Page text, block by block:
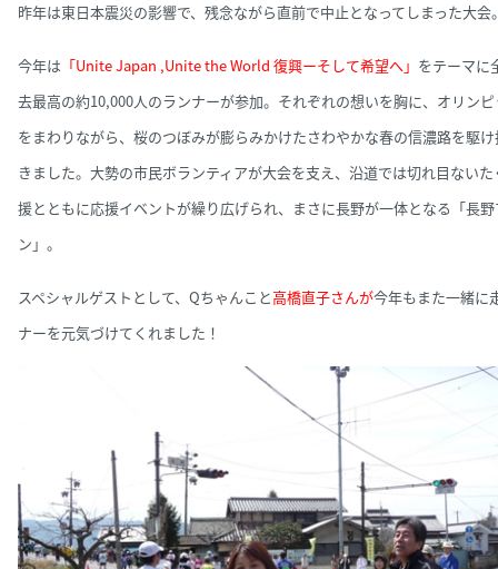
昨年は東日本震災の影響で、残念ながら直前で中止となってしまった大会
今年は 「Unite Japan ,Unite the World 復興ーそして希望へ」 をテーマに
去最高の約10,000人のランナーが参加。 それぞれの想いを胸に、オリン
をまわりながら、桜のつぼみが膨らみかけたさわやかな春の信濃路を駆
きました。大勢の市民ボランティアが大会を支え、沿道では切れ目ない
援とともに応援イベントが繰り広げられ、まさに長野が一体となる「長
ン」。
スペシャルゲストとして、Qちゃんこと高橋直子さんが今年もまた一緒に
ナーを元気づけてくれました！